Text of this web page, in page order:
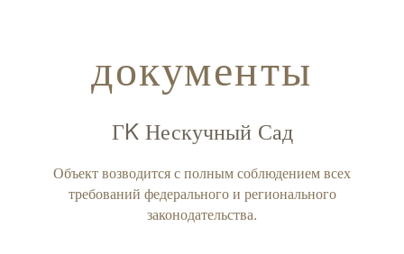
документы
ГK Нескучный Сад
Объект возводится с полным соблюдением всех
требований федерального и регионального
законодательства.